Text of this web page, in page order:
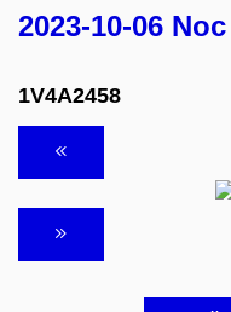
2023-10-06
1V4A2458